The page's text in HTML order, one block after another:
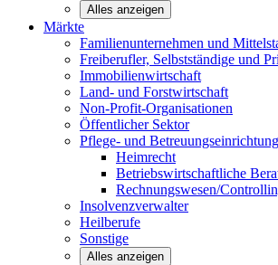
Alles anzeigen
Märkte
Familienunternehmen und
Freiberufler, Selbstständige und
Immobilienwirtschaft
Land- und Forstwirtschaft
Non-Profit-Organisationen
Öffentlicher Sektor
Pflege- und
Heimrecht
Betriebswirtschaftliche
Rechnungswesen/
Insolvenzverwalter
Heilberufe
Sonstige
Alles anzeigen